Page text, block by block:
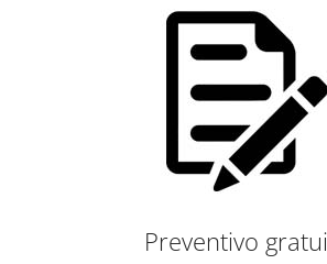
Preventivo